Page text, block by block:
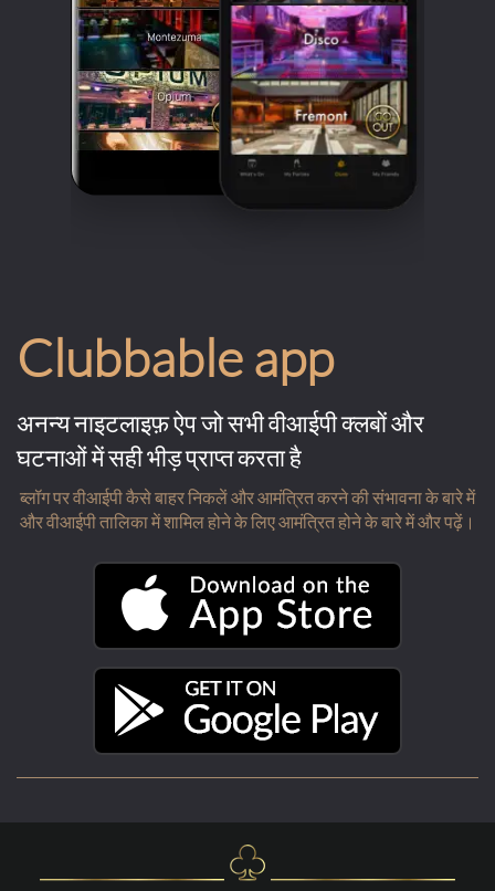
Clubbable app
अनन्य नाइटलाइफ़ ऐप जो सभी वीआईपी क्लबों और
घटनाओं में सही भीड़ प्राप्त करता है
ब्लॉग पर वीआईपी कैसे बाहर निकलें और आमंत्रित करने की संभावना के बारे में
और वीआईपी तालिका में शामिल होने के लिए आमंत्रित होने के बारे में और पढ़ें।